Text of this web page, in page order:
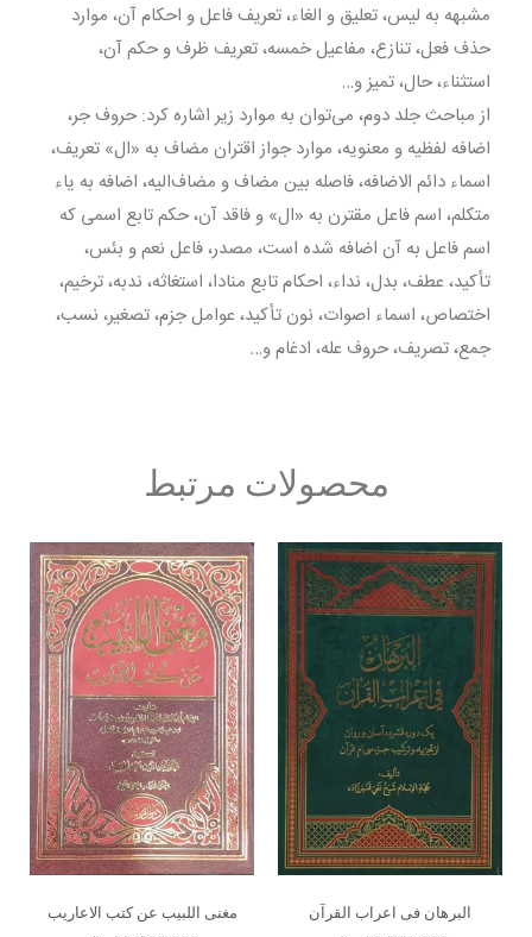
مشبهه به لیس، تعلیق و الغاء، تعریف فاعل و احکام آن، موارد
حذف فعل، تنازع، مفاعیل خمسه، تعریف ظرف و حکم آن،
استثناء، حال، تمیز و…
از مباحث جلد دوم، مى‌توان به موارد زیر اشاره کرد: حروف جر،
اضافه لفظیه و معنویه، موارد جواز اقتران مضاف به «ال» تعریف،
اسماء دائم الاضافه، فاصله بین مضاف و مضاف‌الیه، اضافه به یاء
متکلم، اسم فاعل مقترن به «ال» و فاقد آن، حکم تابع اسمى که
اسم فاعل به آن اضافه شده است، مصدر، فاعل نعم و بئس،
تأکید، عطف، بدل، نداء، احکام تابع منادا، استغاثه، ندبه، ترخیم،
اختصاص، اسماء اصوات، نون تأکید، عوامل جزم، تصغیر، نسب،
جمع، تصریف، حروف عله، ادغام و…
محصولات مرتبط
البرهان فی اعراب القرآن مغنی اللبیب عن کتب الاعاریب